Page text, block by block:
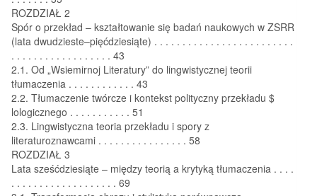
ROZDZIAŁ 2
Spór o przekład – kształtowanie się badań naukowych w ZSRR
(lata dwudzieste–pięćdziesiąte) . . . . . . . . . . . . . . . . . . . . . . . . .
. . . . . . . . . . . . . . . . . . 43
2.1. Od „Wsiemirnoj Literatury” do lingwistycznej teorii
tłumaczenia . . . . . . . . . . . . 43
2.2. Tłumaczenie twórcze i kontekst polityczny przekładu $
lologicznego . . . . . . . . . . . 51
2.3. Lingwistyczna teoria przekładu i spory z
literaturoznawcami . . . . . . . . . . . . . . . . 58
ROZDZIAŁ 3
Lata sześćdziesiąte – między teorią a krytyką tłumaczenia . . . .
. . . . . . . . . . . . . . . . . . . 69